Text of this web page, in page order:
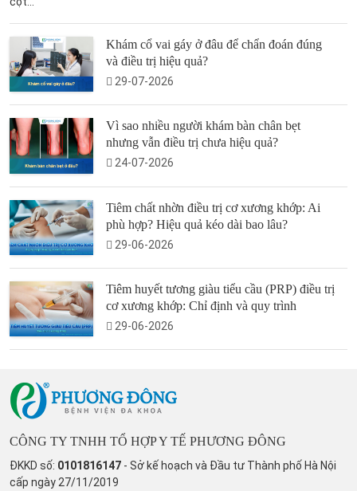
Khám cổ vai gáy ở đâu để chẩn đoán đúng
và điều trị hiệu quả?
29-07-2026
Vì sao nhiều người khám bàn chân bẹt
nhưng vẫn điều trị chưa hiệu quả?
24-07-2026
Tiêm chất nhờn điều trị cơ xương khớp: Ai
phù hợp? Hiệu quả kéo dài bao lâu?
29-06-2026
Tiêm huyết tương giàu tiểu cầu (PRP) điều trị
cơ xương khớp: Chỉ định và quy trình
29-06-2026
CÔNG TY TNHH TỔ HỢP Y TẾ PHƯƠNG ĐÔNG
ĐKKD số: 0101816147 - Sở kế hoạch và Đầu tư Thành phố Hà Nội
cấp ngày 27/11/2019